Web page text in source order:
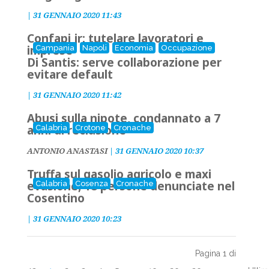
| 31 GENNAIO 2020 11:43
Campania Napoli Economia Occupazione
Confapi jr: tutelare lavoratori e
imprese
Di Santis: serve collaborazione per
evitare default
| 31 GENNAIO 2020 11:42
Calabria Crotone Cronache
Abusi sulla nipote, condannato a 7
anni di reclusione
ANTONIO ANASTASI| 31 GENNAIO 2020 10:37
Calabria Cosenza Cronache
Truffa sul gasolio agricolo e maxi
evasione, 18 persone denunciate nel
Cosentino
| 31 GENNAIO 2020 10:23
Pagina 1 di